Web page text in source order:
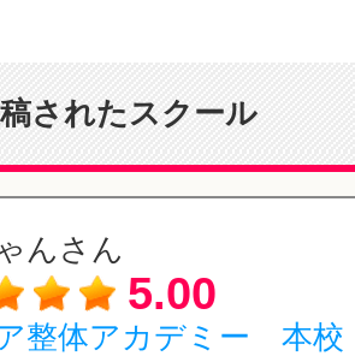
されたスクール
んさん
5.00
整体アカデミー 本校